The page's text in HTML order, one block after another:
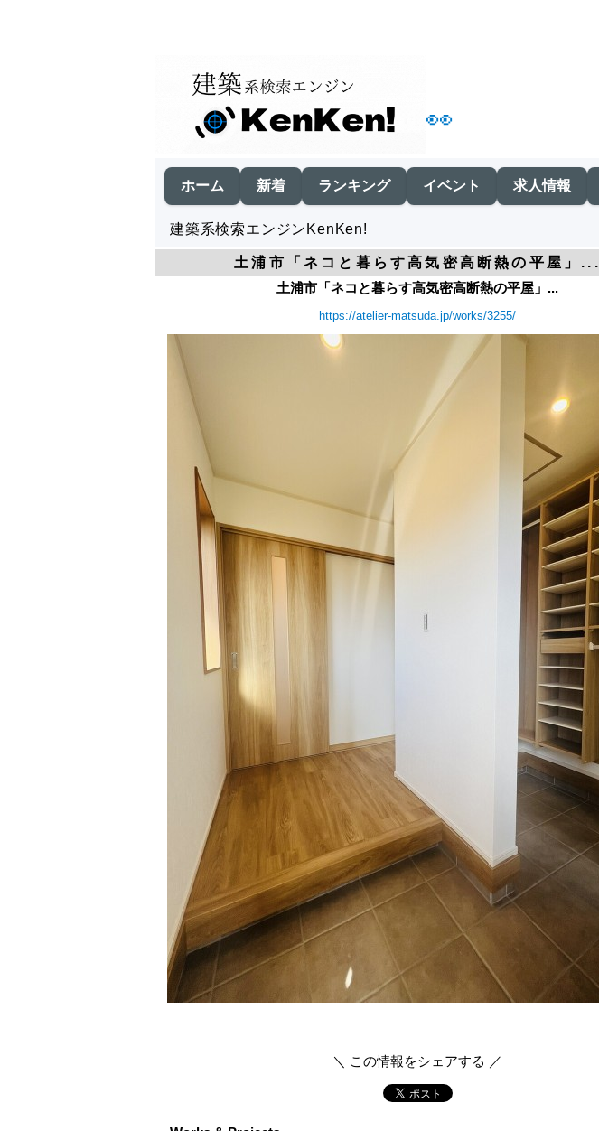
👀
ホーム 新着 ランキング イベント 求人情報
建築系検索エンジンKenKen!
土浦市「ネコと暮らす高気密高断熱の平屋」...
土浦市「ネコと暮らす高気密高断熱の平屋」...
https://atelier-matsuda.jp/works/3255/
＼ この情報をシェアする ／